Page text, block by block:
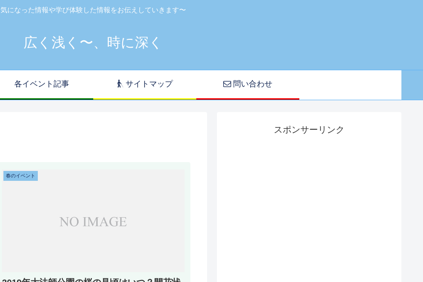
気になった情報や学び体験した情報をお伝えしていきます〜
広く浅く〜、時に深く
各イベント記事 サイトマップ 問い合わせ
春のイベント
スポンサーリンク